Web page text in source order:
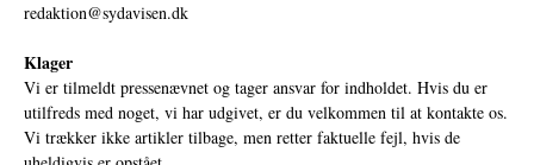
redaktion@sydavisen.dk
Klager
Vi er tilmeldt pressenævnet og tager ansvar for indholdet. Hvis du er
utilfreds med noget, vi har udgivet, er du velkommen til at kontakte os.
Vi trækker ikke artikler tilbage, men retter faktuelle fejl, hvis de